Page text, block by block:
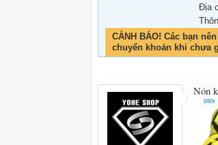
Địa
CẢNH BÁO! Các bạn
chuyển khoản khi chưa
Nón